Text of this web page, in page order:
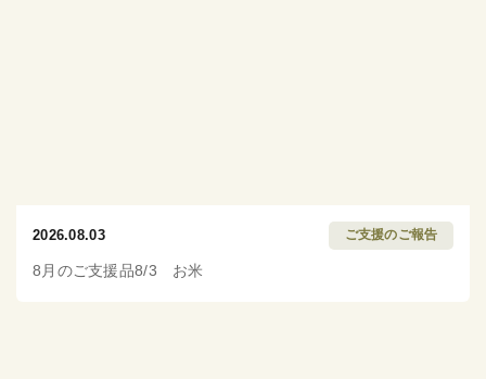
2026.08.03 ご支援のご報告
8月のご支援品8/3 お米